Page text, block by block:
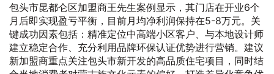
包头市昆都仑区加盟商王先生案例显示，其门店在开业6个
月后即实现盈亏平衡，目前月均净利润保持在5-8万元。关
键成功因素包括：精准定位中高端小区客户、与本地设计师
建立稳定合作、充分利用品牌环保认证优势进行营销。建议
新加盟商重点关注包头市新开发的高品质住宅项目，同时结